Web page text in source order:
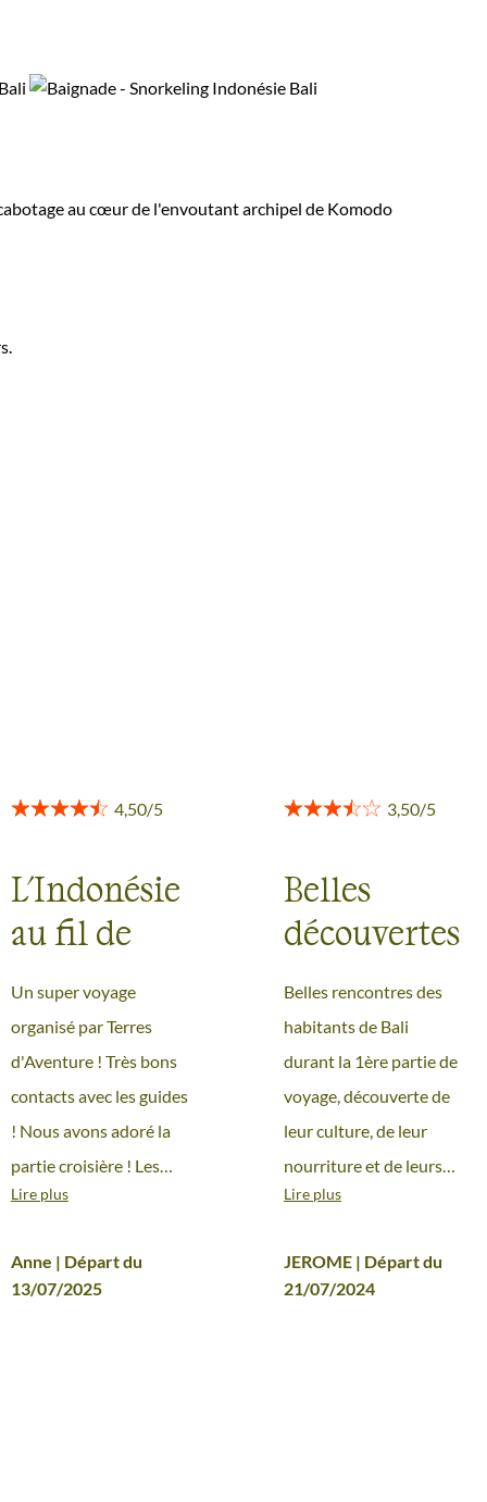
au cœur de l'envoutant archipel de Komodo
L'Indonésie
au fil de
Un super voyage
organisé par Terres
d'Aventure ! Très bons
contacts avec les guides
! Nous avons adoré la
partie croisière ! Les
Balinais sont très
Lire plus
Anne | Départ du
13/07/2025
Belles
découvertes
Belles rencontres des
habitants de Bali
durant la 1ère partie de
voyage, découverte de
leur culture, de leur
nourriture et de leurs
traditions, parsemées
(rizières, volcan,
Lire plus
JEROME | Départ du
21/07/2024